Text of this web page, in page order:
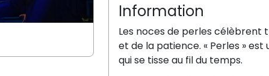
Information
Les noces de perles célèbrent
et de la patience. « Perles »
qui se tisse au fil du temps.